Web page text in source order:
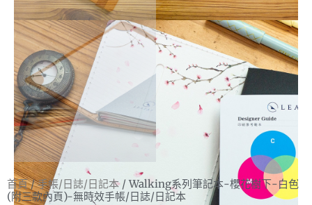
首頁/手帳/日誌/日記本/ Walking系列筆記本-櫻花樹下-白色
(附三款內頁)-無時效手帳/日誌/日記本